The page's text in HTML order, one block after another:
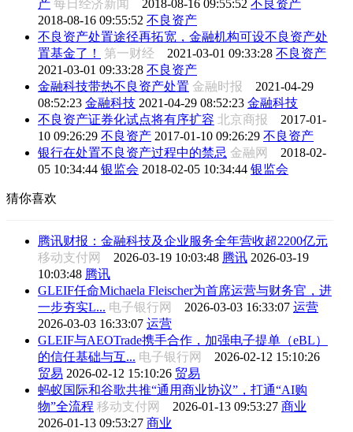
产 每日经济新闻 2018-08-16 09:55:52 不良资产
2018-08-16 09:55:52 不良资产
不良资产处置途径再拓宽，金融机构可设不良资产处
置基金了！
第一财经 2021-03-01 09:33:28 不良资产
2021-03-01 09:33:28 不良资产
金融科技带热不良资产处置 金融时报 2021-04-29
08:52:23 金融科技 2021-04-29 08:52:23 金融科技
不良资产证券化试点将有序扩容 北京商报 2017-01-
10 09:26:29 不良资产 2017-01-10 09:26:29 不良资产
银行在处置不良资产过程中的禁忌 金融网 2018-02-
05 10:34:44 银监会 2018-02-05 10:34:44 银监会
猜你喜欢
腾讯财报：金融科技及企业服务全年营收超2200亿元
移动支付网 2026-03-19 10:03:48 腾讯 2026-03-19
10:03:48 腾讯
GLEIF任命Michaela Fleischer为首席运营与财务官，进
一步夯实L... 电子银行网 2026-03-03 16:33:07 运营
2026-03-03 16:33:07 运营
GLEIF与AEOTrade携手合作，加强电子提单（eBL）
的信任基础与互... 电子银行网 2026-02-12 15:10:26
贸易 2026-02-12 15:10:26 贸易
蚂蚁国际和谷歌共推“通用商业协议”，打通“AI购
物”全流程 移动支付网 2026-01-13 09:53:27 商业
2026-01-13 09:53:27 商业